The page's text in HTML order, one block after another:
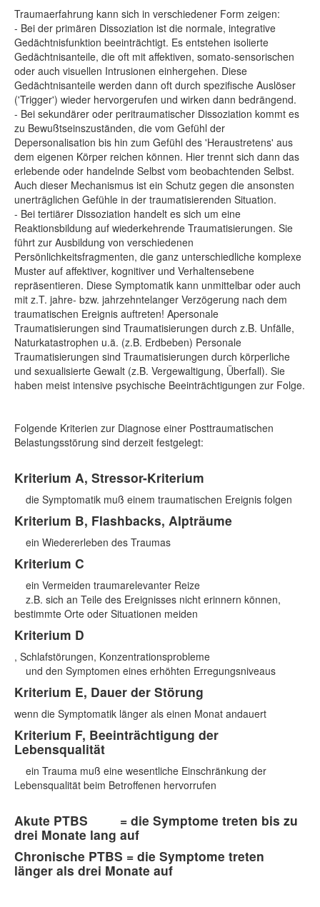
Traumaerfahrung kann sich in verschiedener Form zeigen:
- Bei der primären Dissoziation ist die normale, integrative
Gedächtnisfunktion beeinträchtigt. Es entstehen isolierte
Gedächtnisanteile, die oft mit affektiven, somato-sensorischen
oder auch visuellen Intrusionen einhergehen. Diese
Gedächtnisanteile werden dann oft durch spezifische Auslöser
('Trigger') wieder hervorgerufen und wirken dann bedrängend.
- Bei sekundärer oder peritraumatischer Dissoziation kommt es
zu Bewußtseinszuständen, die vom Gefühl der
Depersonalisation bis hin zum Gefühl des 'Heraustretens' aus
dem eigenen Körper reichen können. Hier trennt sich dann das
erlebende oder handelnde Selbst vom beobachtenden Selbst.
Auch dieser Mechanismus ist ein Schutz gegen die ansonsten
unerträglichen Gefühle in der traumatisierenden Situation.
- Bei tertiärer Dissoziation handelt es sich um eine
Reaktionsbildung auf wiederkehrende Traumatisierungen. Sie
führt zur Ausbildung von verschiedenen
Persönlichkeitsfragmenten, die ganz unterschiedliche komplexe
Muster auf affektiver, kognitiver und Verhaltensebene
repräsentieren. Diese Symptomatik kann unmittelbar oder auch
mit z.T. jahre- bzw. jahrzehntelanger Verzögerung nach dem
traumatischen Ereignis auftreten! Apersonale
Traumatisierungen sind Traumatisierungen durch z.B. Unfälle,
Naturkatastrophen u.ä. (z.B. Erdbeben) Personale
Traumatisierungen sind Traumatisierungen durch körperliche
und sexualisierte Gewalt (z.B. Vergewaltigung, Überfall). Sie
haben meist intensive psychische Beeinträchtigungen zur Folge.
Folgende Kriterien zur Diagnose einer Posttraumatischen
Belastungsstörung sind derzeit festgelegt:
Kriterium A, Stressor-Kriterium
die Symptomatik muß einem traumatischen Ereignis folgen
Kriterium B, Flashbacks, Alpträume
ein Wiedererleben des Traumas
Kriterium C
ein Vermeiden traumarelevanter Reize
z.B. sich an Teile des Ereignisses nicht erinnern können,
bestimmte Orte oder Situationen meiden
Kriterium D
, Schlafstörungen, Konzentrationsprobleme
und den Symptomen eines erhöhten Erregungsniveaus
Kriterium E, Dauer der Störung
wenn die Symptomatik länger als einen Monat andauert
Kriterium F, Beeinträchtigung der
Lebensqualität
ein Trauma muß eine wesentliche Einschränkung der
Lebensqualität beim Betroffenen hervorrufen
Akute PTBS = die Symptome treten bis zu
drei Monate lang auf
Chronische PTBS = die Symptome treten
länger als drei Monate auf